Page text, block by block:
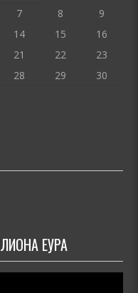
7 8
9
14 15
16
21 22
23
28 29
30
ЕУРА